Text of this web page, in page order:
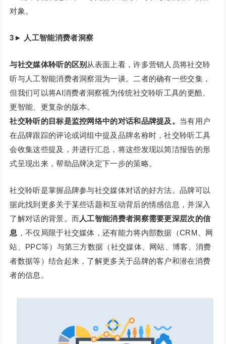
对象。
3 ► 人工智能消费者洞察
与社交媒体聆听的区别 从表面上看，许多营销人员将社交聆
听与人工智能消费者洞察混为一谈。二者的确有一些交集，
但我们可以将AI消费者洞察视为传统社交聆听工具的更酷、
更智能、更复杂的版本。
社交聆听的目标是监控网络中的对话和品牌提及。 当有用户
在品牌跟踪的评论或词组中提及品牌名称时，社交聆听工具
会收集这些提及，并进行汇总，将这些发现以简洁报告的形
式呈现出来，帮助品牌决定下一步的策略。
社交聆听是掌握品牌参与社交媒体对话的好方法。品牌可以
据此找到更多关于某些话题和互动背后的情感信息，并深入
了解对话的背景。而人工智能消费者洞察需要更深层次的信
息 ，不仅局限于社交媒体，还有能力将内部数据（CRM、网
站、PPC等）与第三方数据（社交媒体、网站、博客、消费
者数据等）结合起来，了解更多关于品牌的客户和潜在消费
者的信息。